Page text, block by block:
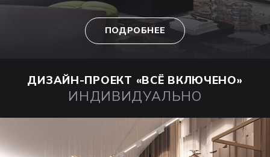
ПОДРОБНЕЕ
ДИЗАЙН-ПРОЕКТ «ВСЁ ВКЛЮЧЕНО»
ИНДИВИДУАЛЬНО